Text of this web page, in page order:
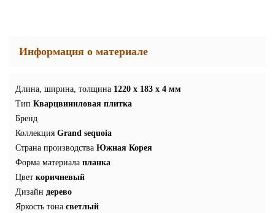
Информация о материале
Длина, ширина, толщина 1220 x 183 x 4 мм
Тип Кварцвиниловая плитка
Бренд
Коллекция Grand sequoia
Страна производства Южная Корея
Форма материала планка
Цвет коричневый
Дизайн дерево
Яркость тона светлый